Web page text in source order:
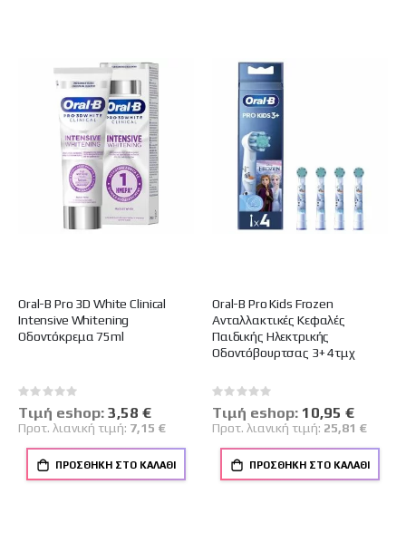
Oral-B Pro 3D White Clinical
Intensive Whitening
Oδοντόκρεμα 75ml
Rating:
0%
Tιμή eshop: Ειδική
Τιμή
3,58 €
Προτ. λιανική τιμή: 7,15 €
ΠΡΟΣΘΉΚΗ ΣΤΟ ΚΑΛΆΘΙ
Oral-B Pro Kids Frozen
Ανταλλακτικές Κεφαλές
Παιδικής Ηλεκτρικής
Οδοντόβουρτσας 3+ 4τμχ
Rating:
0%
Tιμή eshop: Ειδική
Τιμή
10,95 €
Προτ. λιανική τιμή: 25,81 €
ΠΡΟΣΘΉΚΗ ΣΤΟ ΚΑΛΆΘΙ